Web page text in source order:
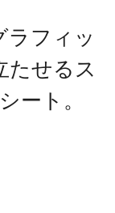
ラフィッ
たせるス
ート。